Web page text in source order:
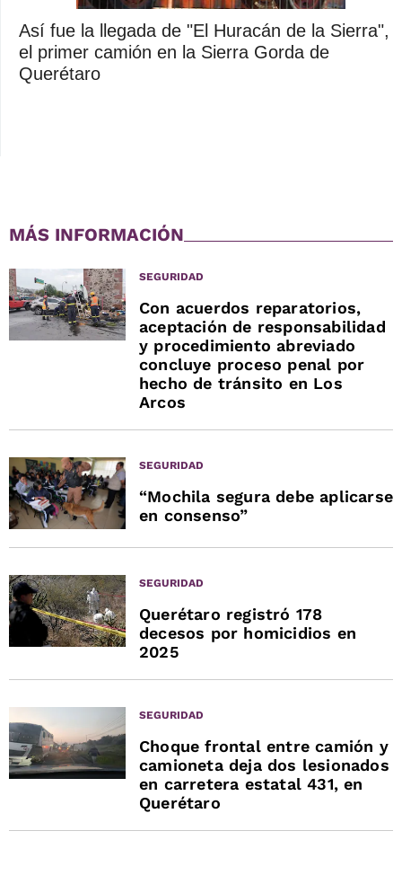
Así fue la llegada de "El Huracán de la Sierra",
el primer camión en la Sierra Gorda de
Querétaro
MÁS INFORMACIÓN
SEGURIDAD
Con acuerdos reparatorios,
aceptación de responsabilidad
y procedimiento abreviado
concluye proceso penal por
hecho de tránsito en Los
Arcos
SEGURIDAD
“Mochila segura debe aplicarse
en consenso”
SEGURIDAD
Querétaro registró 178
decesos por homicidios en
2025
SEGURIDAD
Choque frontal entre camión y
camioneta deja dos lesionados
en carretera estatal 431, en
Querétaro